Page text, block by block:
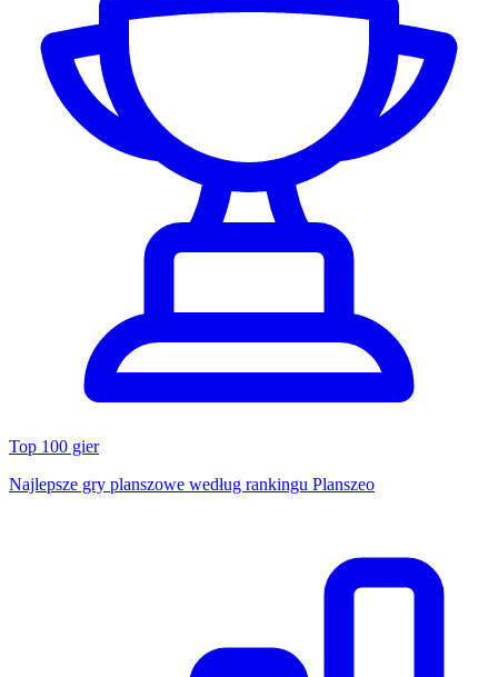
Top 100 gier
Najlepsze gry planszowe według rankingu Planszeo